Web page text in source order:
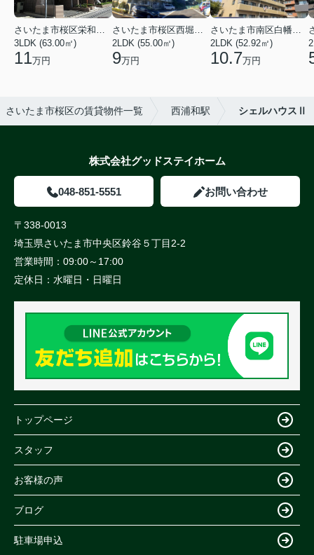
さいたま市桜区栄和２丁目
3LDK (63.00㎡)
11万円
さいたま市桜区西堀６丁目
2LDK (55.00㎡)
9万円
さいたま市南区白幡６丁目
2LDK (52.92㎡)
10.7万円
さいたま市桜区の賃貸物件一覧 西浦和駅 シェルハウスⅡ
株式会社グッドステイホーム
048-851-5551 お問い合わせ
〒338-0013
埼玉県さいたま市中央区鈴谷５丁目2-2
営業時間： 09:00～17:00
定休日： 水曜日・日曜日
トップページ
スタッフ
お客様の声
ブログ
駐車場申込